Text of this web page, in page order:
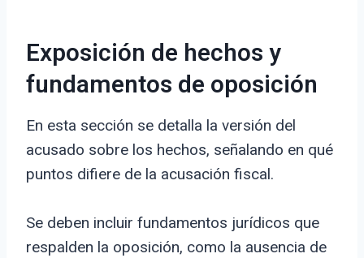
Exposición de hechos y
fundamentos de oposición
En esta sección se detalla la versión del
acusado sobre los hechos, señalando en qué
puntos difiere de la acusación fiscal.
Se deben incluir fundamentos jurídicos que
respalden la oposición, como la ausencia de